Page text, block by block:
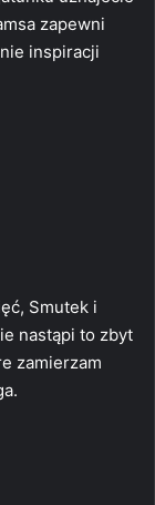
zapewni
inspiracji
Smutek i
nastąpi to zbyt
zamierzam